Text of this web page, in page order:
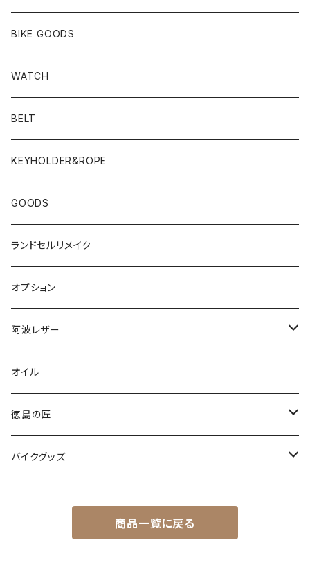
BIKE GOODS
WATCH
BELT
KEYHOLDER&ROPE
GOODS
ランドセルリメイク
オプション
阿波レザー
スタンダード
型染め・絞り染め
爬虫類
オイル
徳島の匠
藍染め製品
バイクグッズ
オーシャンビートル
商品一覧に戻る